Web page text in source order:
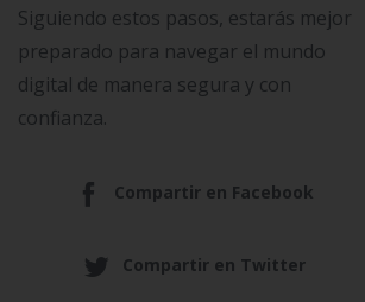
Siguiendo estos pasos, estarás mejor
preparado para navegar el mundo
digital de manera segura y con
confianza.
Compartir en Facebook
Compartir en Twitter